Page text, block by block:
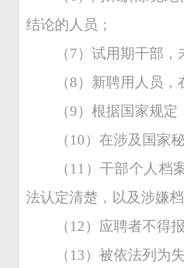
结论的人员；
（7）试用期干部
（8）新聘用人员
（9）根据国家规
（10）在涉及国家
（11）干部个人
法认定清楚，以及涉嫌
（12）应聘者不得
（13）被依法列为